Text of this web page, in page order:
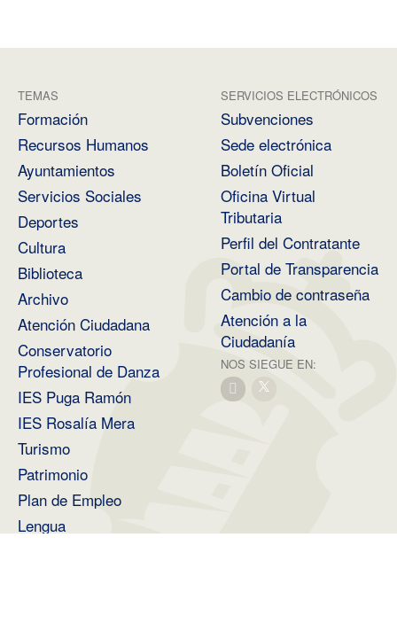
TEMAS
Formación
Recursos Humanos
Ayuntamientos
Servicios Sociales
Deportes
Cultura
Biblioteca
Archivo
Atención Ciudadana
Conservatorio
Profesional de Danza
IES Puga Ramón
IES Rosalía Mera
Turismo
Patrimonio
Plan de Empleo
Lengua
SERVICIOS ELECTRÓNICOS
Subvenciones
Sede electrónica
Boletín Oficial
Oficina Virtual
Tributaria
Perfil del Contratante
Portal de Transparencia
Cambio de contraseña
Atención a la
Ciudadanía
NOS SIEGUE EN: